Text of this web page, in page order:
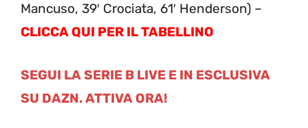
Mancuso, 39′ Crociata, 61′ Henderson) –
CLICCA QUI PER IL TABELLINO
SEGUI LA SERIE B LIVE E IN ESCLUSIVA
SU DAZN. ATTIVA ORA!